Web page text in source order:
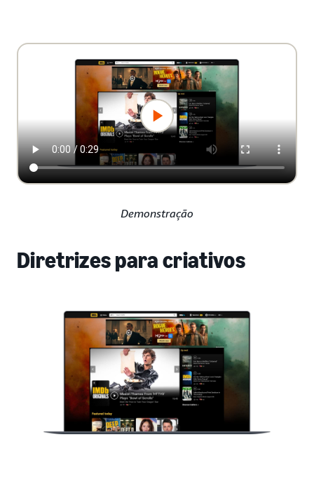
Demonstração
Diretrizes para criativos